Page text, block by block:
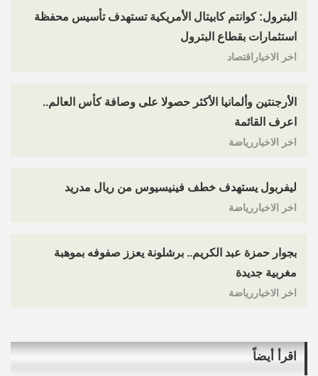
البترول: كوانتم كابيتال الأمريكية تستهدف تأسيس محفظة
استثمارات بقطاع البترول
اخر الاخباراقتصاد
الأرجنتين وألمانيا الأكثر حصولا على وصافة كأس العالم..
اعرف القائمة
اخر الاخباررياضة
ليفربول يستهدف خطف فينيسيوس من ريال مدريد
اخر الاخباررياضة
بجوار حمزة عبد الكريم.. برشلونة يعزز صفوفه بموهبة
مغربية جديدة
اخر الاخباررياضة
اقرأ أيضاً